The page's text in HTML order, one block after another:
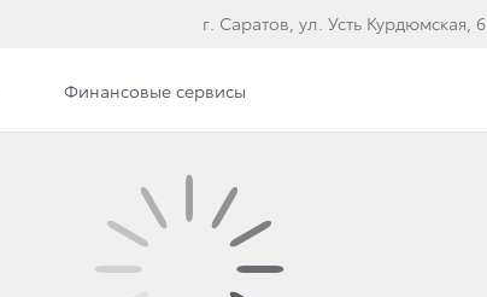
г. Саратов, ул. Усть Курдюмская, 6
Финансовые сервисы